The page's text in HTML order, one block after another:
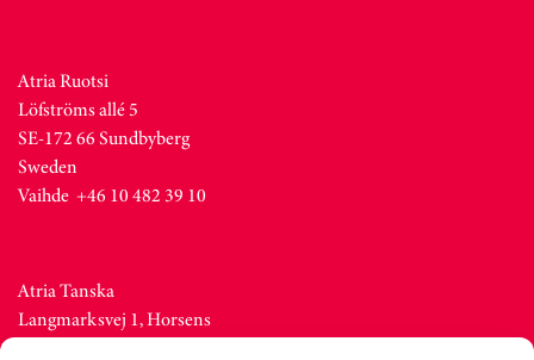
Atria Ruotsi
Löfströms allé 5
SE-172 66 Sundbyberg
Sweden
Vaihde +46 10 482 39 10
Atria Tanska
Langmarksvej 1, Horsens